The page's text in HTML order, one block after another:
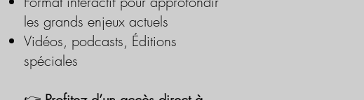
les grands enjeux actuels
Vidéos, podcasts, Éditions
spéciales